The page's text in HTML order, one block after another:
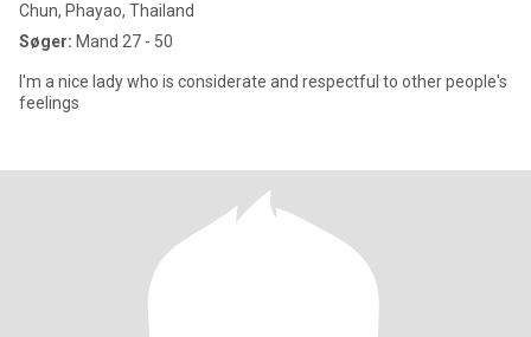
Chun, Phayao, Thailand
Søger: Mand 27 - 50
I'm a nice lady who is considerate and respectful to other people's
feelings